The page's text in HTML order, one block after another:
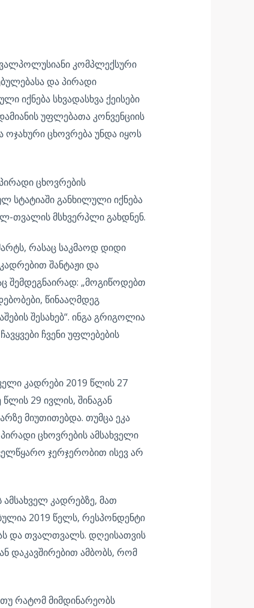
კომპლექსური
და პირადი
იქნება სხვადასხვა ქეისები
უფლებათა კონვენციის
ოჯახური ცხოვრება უნდა იყოს
ცხოვრების
სტატიაში განხილული იქნება
თვალის მსხვერპლი გახდნენ.
რასაც საკმაოდ დიდი
შანტაჟი და
შემდეგნაირად: „მოგიწოდებთ
წინააღმდეგ
შესახებ“. ინგა გრიგოლია
ჩვენი უფლებების
კადრები 2019 წლის 27
29 ივლის, შინაგან
მიუთითებდა. თუმცა ეკა
ცხოვრების ამსახველი
ჯერჯერობით ისევ არ
ამსახველ კადრებზე, მათ
2019 წელს, რესპონდენტი
და თვალთვალს. დღეისათვის
დაკავშირებით ამბობს, რომ
რატომ მიმდინარეობს